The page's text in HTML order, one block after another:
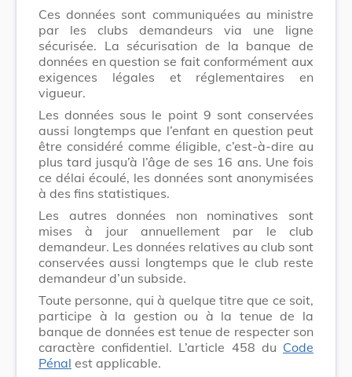
Ces données sont communiquées au ministre
par les clubs demandeurs via une ligne
sécurisée. La sécurisation de la banque de
données en question se fait conformément aux
exigences légales et réglementaires en
vigueur.
Les données sous le point 9 sont conservées
aussi longtemps que l’enfant en question peut
être considéré comme éligible, c’est-à-dire au
plus tard jusqu’à l’âge de ses 16 ans. Une fois
ce délai écoulé, les données sont anonymisées
à des fins statistiques.
Les autres données non nominatives sont
mises à jour annuellement par le club
demandeur. Les données relatives au club sont
conservées aussi longtemps que le club reste
demandeur d’un subside.
Toute personne, qui à quelque titre que ce soit,
participe à la gestion ou à la tenue de la
banque de données est tenue de respecter son
caractère confidentiel. L’article 458 du Code
Pénal est applicable.